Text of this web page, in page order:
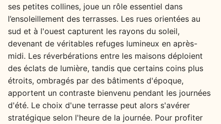
ses petites collines, joue un rôle essentiel dans
l’ensoleillement des terrasses. Les rues orientées au
sud et à l'ouest capturent les rayons du soleil,
devenant de véritables refuges lumineux en après-
midi. Les réverbérations entre les maisons déploient
des éclats de lumière, tandis que certains coins plus
étroits, ombragés par des bâtiments d'époque,
apportent un contraste bienvenu pendant les journées
d'été. Le choix d'une terrasse peut alors s'avérer
stratégique selon l'heure de la journée. Pour profiter